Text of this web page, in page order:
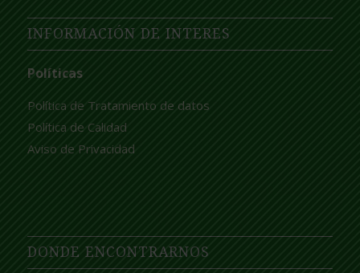
INFORMACIÓN DE INTERES
Políticas
Política de Tratamiento de datos
Política de Calidad
Aviso de Privacidad
DONDE ENCONTRARNOS